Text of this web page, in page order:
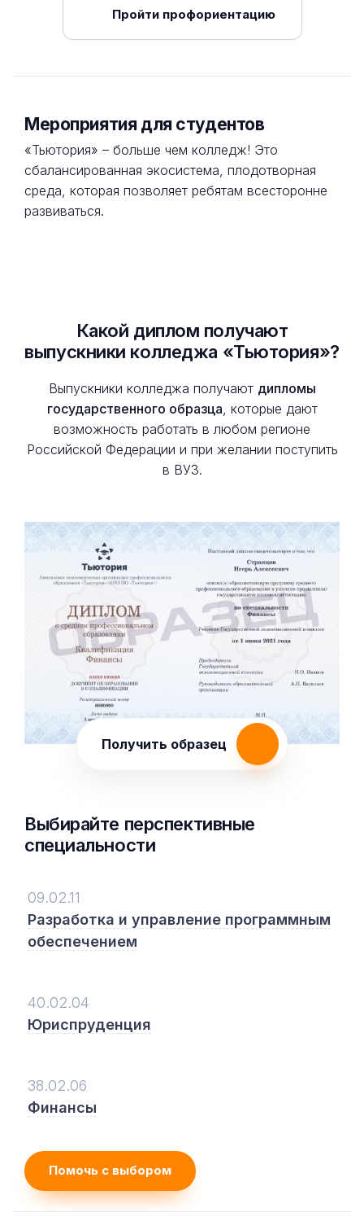
Пройти профориентацию
Мероприятия для студентов
«Тьютория» – больше чем колледж! Это
сбалансированная экосистема, плодотворная
среда, которая позволяет ребятам всесторонне
развиваться.
Какой диплом получают
выпускники колледжа «Тьютория»?
Выпускники колледжа получают дипломы
государственного образца , которые дают
возможность работать в любом регионе
Российской Федерации и при желании поступить
в ВУЗ.
Получить образец
Выбирайте перспективные
специальности
09.02.11
Разработка и управление программным
обеспечением
40.02.04
Юриспруденция
38.02.06
Финансы
Помочь с выбором